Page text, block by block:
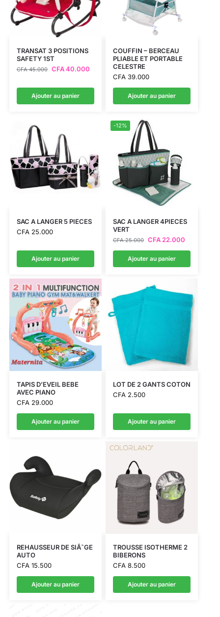
TRANSAT 3 POSITIONS
SAFETY 1ST
CFA45.000 CFA40.000
Ajouter au panier
COUFFIN – BERCEAU
PLIABLE ET PORTABLE
CELESTRE
CFA39.000
Ajouter au panier
SAC A LANGER 5 PIECES
CFA25.000
Ajouter au panier
-12%
SAC A LANGER 4PIECES
VERT
CFA25.000 CFA22.000
Ajouter au panier
TAPIS D’EVEIL BEBE
AVEC PIANO
CFA29.000
Ajouter au panier
LOT DE 2 GANTS COTON
CFA2.500
Ajouter au panier
REHAUSSEUR DE SIÃˆGE
AUTO
CFA15.500
Ajouter au panier
TROUSSE ISOTHERME 2
BIBERONS
CFA8.500
Ajouter au panier